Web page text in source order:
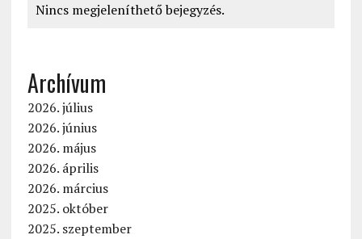
Nincs megjeleníthető bejegyzés.
Archívum
2026. július
2026. június
2026. május
2026. április
2026. március
2025. október
2025. szeptember